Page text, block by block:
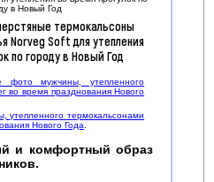
термокальсоны
Norveg Soft для утепления
по городу в Новый Год
фото мужчины, утепленного
во время празднования Нового
утепленного термокальсонами
Нового Года
и комфортный образ